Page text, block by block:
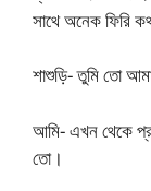
সাথে অনেক ফিরি
শাশুড়ি- তুমি তো
আমি- এখন থেকে
তো।